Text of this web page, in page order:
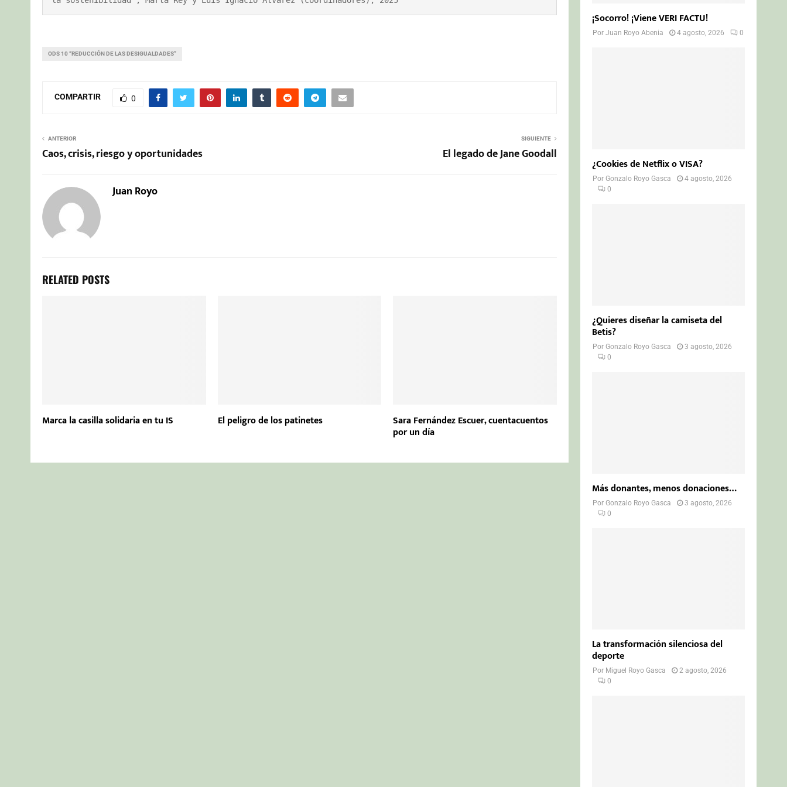
ODS 10 “REDUCCIÓN DE LAS DESIGUALDADES”
COMPARTIR 0
ANTERIOR
Caos, crisis, riesgo y oportunidades
SIGUIENTE
El legado de Jane Goodall
Juan Royo
RELATED POSTS
Marca la casilla solidaria en tu IS El peligro de los patinetes Sara Fernández Escuer, cuentacuentos
por un día
¡Socorro! ¡Viene VERI FACTU!
PorJuan Royo Abenia 4 agosto, 2026 0
¿Cookies de Netflix o VISA?
PorGonzalo Royo Gasca
4 agosto, 2026
0
¿Quieres diseñar la camiseta del
Betis?
PorGonzalo Royo Gasca
3 agosto, 2026
0
Más donantes, menos donaciones…
PorGonzalo Royo Gasca
3 agosto, 2026
0
La transformación silenciosa del
deporte
Por Miguel Royo Gasca
2 agosto, 2026
0